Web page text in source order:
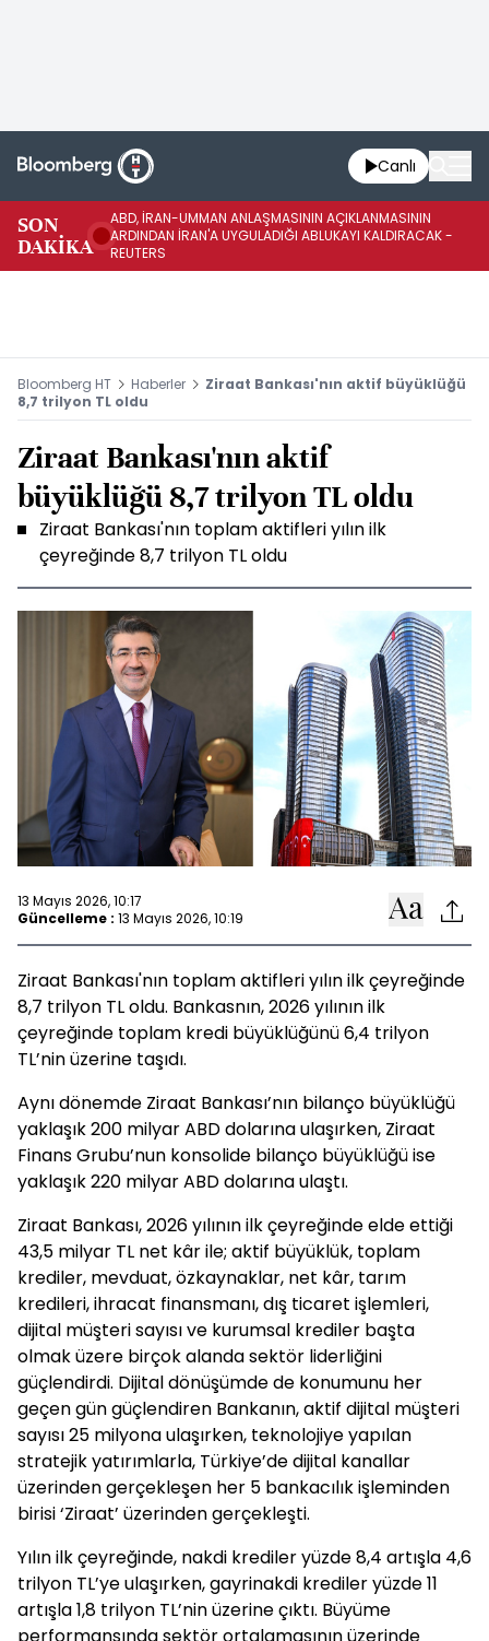
Canlı
SON
DAKİKA
ABD, İRAN-UMMAN ANLAŞMASININ AÇIKLANMASININ
ARDINDAN İRAN'A UYGULADIĞI ABLUKAYI KALDIRACAK -
REUTERS
Bloomberg HT Haberler
Ziraat Bankası'nın aktif büyüklüğü
8,7 trilyon TL oldu
Ziraat Bankası'nın aktif
büyüklüğü 8,7 trilyon TL oldu
Ziraat Bankası'nın toplam aktifleri yılın ilk
çeyreğinde 8,7 trilyon TL oldu
13 Mayıs 2026, 10:17
Güncelleme : 13 Mayıs 2026, 10:19
Ziraat Bankası'nın toplam aktifleri yılın ilk çeyreğinde
8,7 trilyon TL oldu. Bankasnın, 2026 yılının ilk
çeyreğinde toplam kredi büyüklüğünü 6,4 trilyon
TL’nin üzerine taşıdı.
Aynı dönemde Ziraat Bankası’nın bilanço büyüklüğü
yaklaşık 200 milyar ABD dolarına ulaşırken, Ziraat
Finans Grubu’nun konsolide bilanço büyüklüğü ise
yaklaşık 220 milyar ABD dolarına ulaştı.
Ziraat Bankası, 2026 yılının ilk çeyreğinde elde ettiği
43,5 milyar TL net kâr ile; aktif büyüklük, toplam
krediler, mevduat, özkaynaklar, net kâr, tarım
kredileri, ihracat finansmanı, dış ticaret işlemleri,
dijital müşteri sayısı ve kurumsal krediler başta
olmak üzere birçok alanda sektör liderliğini
güçlendirdi. Dijital dönüşümde de konumunu her
geçen gün güçlendiren Bankanın, aktif dijital müşteri
sayısı 25 milyona ulaşırken, teknolojiye yapılan
stratejik yatırımlarla, Türkiye’de dijital kanallar
üzerinden gerçekleşen her 5 bankacılık işleminden
birisi ‘Ziraat’ üzerinden gerçekleşti.
Yılın ilk çeyreğinde, nakdi krediler yüzde 8,4 artışla 4,6
trilyon TL’ye ulaşırken, gayrinakdi krediler yüzde 11
artışla 1,8 trilyon TL’nin üzerine çıktı. Büyüme